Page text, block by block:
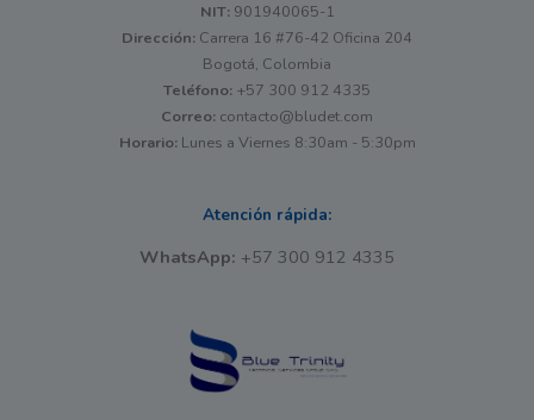
NIT:901940065-1
Dirección: Carrera 16 #76-42 Oficina 204
Bogotá, Colombia
Teléfono: +57 300 912 4335
Correo: contacto@bludet.com
Horario:Lunes a Viernes 8:30am - 5:30pm
Atención rápida:
WhatsApp: +57 300 912 4335